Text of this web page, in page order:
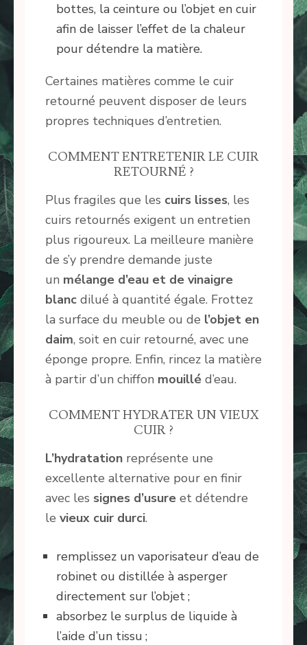
bottes, la ceinture ou l’objet en cuir
afin de laisser l’effet de la chaleur
pour détendre la matière.
Certaines matières comme le cuir
retourné peuvent disposer de leurs
propres techniques d’entretien.
COMMENT ENTRETENIR LE CUIR
RETOURNÉ ?
Plus fragiles que les cuirs lisses, les
cuirs retournés exigent un entretien
plus rigoureux. La meilleure manière
de s’y prendre demande juste
un mélange d’eau et de vinaigre
blanc dilué à quantité égale. Frottez
la surface du meuble ou de l’objet en
daim, soit en cuir retourné, avec une
éponge propre. Enfin, rincez la matière
à partir d’un chiffon mouillé d’eau.
COMMENT HYDRATER UN VIEUX
CUIR ?
L’hydratation représente une
excellente alternative pour en finir
avec les signes d’usure et détendre
le vieux cuir durci.
remplissez un vaporisateur d’eau de
robinet ou distillée à asperger
directement sur l’objet ;
absorbez le surplus de liquide à
l’aide d’un tissu ;